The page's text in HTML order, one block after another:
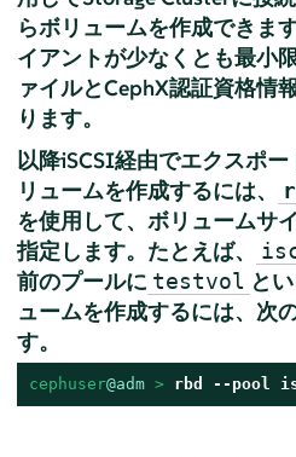
らボリュームを作成できま
イアントが少なくとも最小
ァイルとCephX認証資格情
ります。
以降iSCSI経由でエクスポ
リュームを作成するには、
を使用して、ボリュームサ
指定します。たとえば、
前のプールに testvol と
ュームを作成するには、次
す。
cephuser@adm > rbd --pool